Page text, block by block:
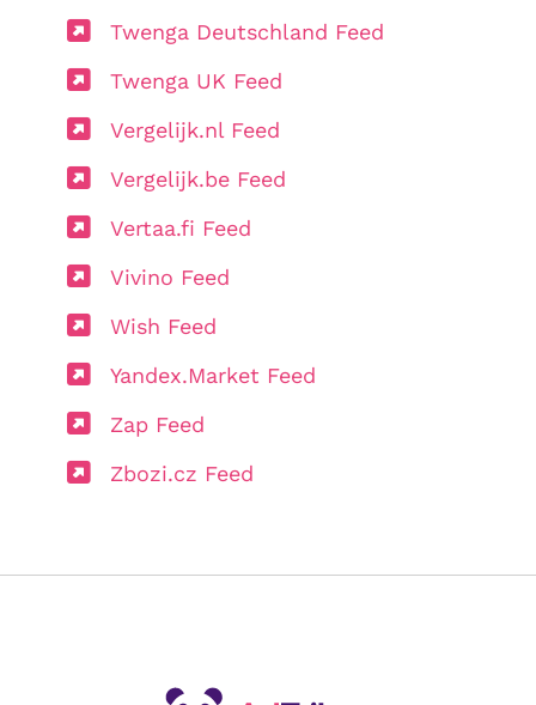
Twenga Deutschland Feed
Twenga UK Feed
Vergelijk.nl Feed
Vergelijk.be Feed
Vertaa.fi Feed
Vivino Feed
Wish Feed
Yandex.Market Feed
Zap Feed
Zbozi.cz Feed